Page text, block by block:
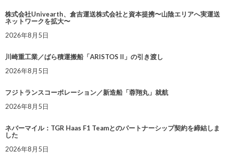
株式会社Univearth、倉吉運送株式会社と資本提携〜山陰エリアへ実運送
ネットワークを拡大〜
2026年8月5日
川崎重工業／ばら積運搬船「ARISTOS II」の引き渡し
2026年8月5日
フジトランスコーポレーション／新造船「蓉翔丸」就航
2026年8月5日
ネバーマイル：TGR Haas F1 Teamとのパートナーシップ契約を締結しま
した
2026年8月5日